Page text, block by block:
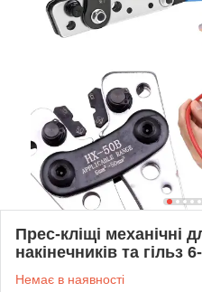
Прес-кліщі механічні
накінечників та гільз
Немає в наявності